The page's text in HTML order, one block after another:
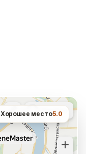
Хорошее место5.0